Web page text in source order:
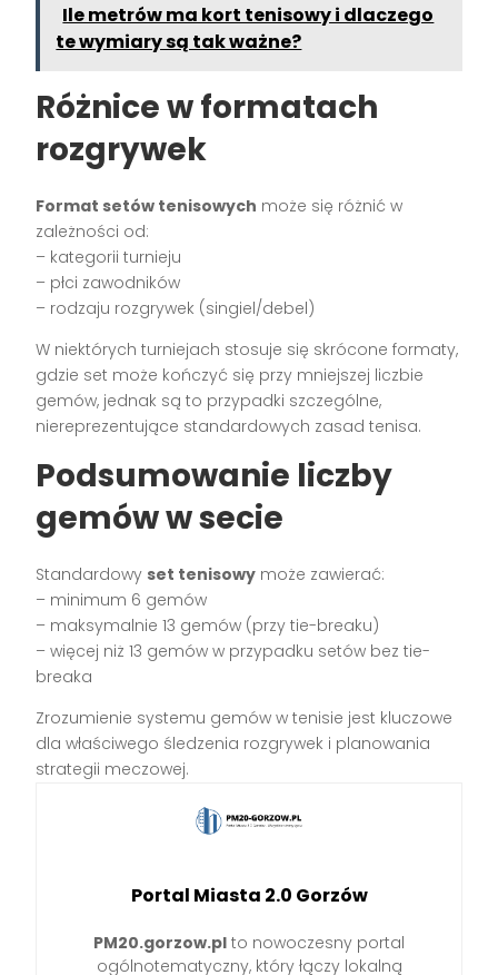
Ile metrów ma kort tenisowy i dlaczego
te wymiary są tak ważne?
Różnice w formatach
rozgrywek
Format setów tenisowych może się różnić w
zależności od:
– kategorii turnieju
– płci zawodników
– rodzaju rozgrywek (singiel/debel)
W niektórych turniejach stosuje się skrócone formaty,
gdzie set może kończyć się przy mniejszej liczbie
gemów, jednak są to przypadki szczególne,
niereprezentujące standardowych zasad tenisa.
Podsumowanie liczby
gemów w secie
Standardowy set tenisowy może zawierać:
– minimum 6 gemów
– maksymalnie 13 gemów (przy tie-breaku)
– więcej niż 13 gemów w przypadku setów bez tie-
breaka
Zrozumienie systemu gemów w tenisie jest kluczowe
dla właściwego śledzenia rozgrywek i planowania
strategii meczowej.
Portal Miasta 2.0 Gorzów
PM20.gorzow.pl to nowoczesny portal
ogólnotematyczny, który łączy lokalną